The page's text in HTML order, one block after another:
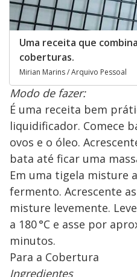
Uma receita que
coberturas.
Mirian Marins / Arquivo Pessoal
Modo de fazer:
É uma receita bem
liquidificador. Comece
ovos e o óleo.
bata até ficar uma
Em uma tigela misture
fermento. Acrescente
misture levemente.
a 180 °C e asse por
minutos.
Para a Cobertura
Ingredientes